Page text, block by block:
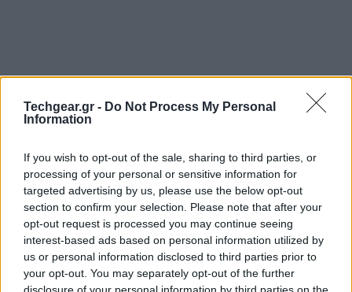
Techgear.gr - Do Not Process My Personal
Information
If you wish to opt-out of the sale, sharing to third parties, or
processing of your personal or sensitive information for
targeted advertising by us, please use the below opt-out
section to confirm your selection. Please note that after your
opt-out request is processed you may continue seeing
interest-based ads based on personal information utilized by
us or personal information disclosed to third parties prior to
your opt-out. You may separately opt-out of the further
disclosure of your personal information by third parties on the
Όλοι λίγο πολύ έχουμε βρεθεί σε κατάσταση μέθης
και γνωρίζουμε πώς είναι μέσα σε λίγα δευτερόλεπτα
το κέφι και η ευθυμία που νιώθεις να μετατρέπονται
σε ζαλάδα, το δωμάτιο να αρχίζει να γυρίζει και
δίχως να καταλάβεις το πώς και το γιατί να
βρίσκεσαι αγκαλιά με τη λεκάνη της τουαλέτας...